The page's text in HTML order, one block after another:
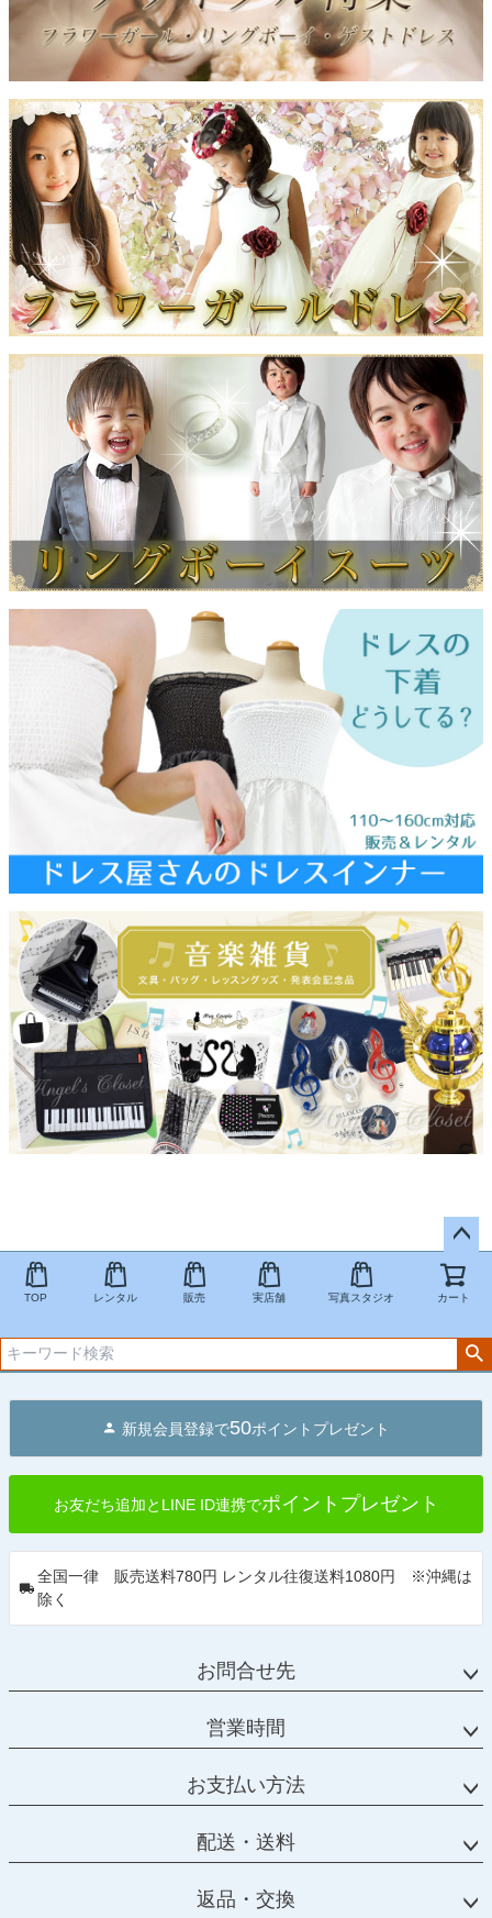
ペー
ジト
TOP レンタル 販売 実店舗 写真スタジオ カート
新規会員登録で50ポイントプレゼント
お友だち追加とLINE ID連携でポイントプレゼント
全国一律 販売送料780円 レンタル往復送料1080円 ※沖縄は
除く
お問合せ先
営業時間
お支払い方法
配送・送料
返品・交換